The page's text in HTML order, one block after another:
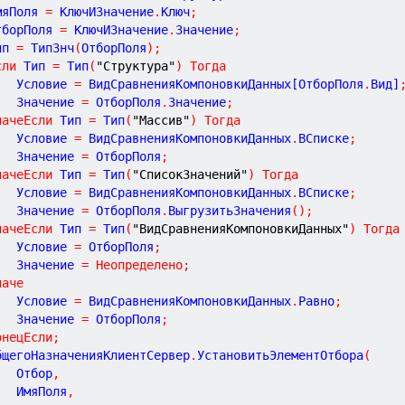
= КлючИЗначение. Ключ;
= КлючИЗначение. Значение;
= ТипЗнч(ОтборПоля) ;
Тип = Тип( "Структура")
Тогда
			Условие
= ВидСравненияКомпоновкиДанных[ОтборПоля . Вид]
			Значение
= ОтборПоля . Значение;
Тип = Тип( "Массив")
Тогда
			Условие
= ВидСравненияКомпоновкиДанных. ВСписке;
			Значение
= ОтборПоля ;
Тип = Тип( "СписокЗначений")
Тогда
			Условие
= ВидСравненияКомпоновкиДанных. ВСписке;
			Значение
= ОтборПоля . ВыгрузитьЗначения ( ) ;
Тип = Тип( "ВидСравненияКомпоновкиДанных")
Тогда
			Условие
= ОтборПоля ;
			Значение
= Неопределено;
			Условие
= ВидСравненияКомпоновкиДанных. Равно;
			Значение
= ОтборПоля ;
;
.УстановитьЭлементОтбора(
			Отбор
,
			ИмяПоля
,